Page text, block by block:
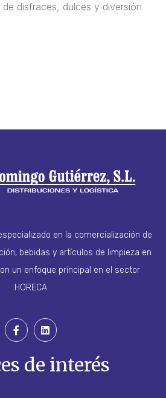
disfraces, dulces y diversión
en la comercialización de
bebidas y artículos de limpieza en
un enfoque principal en el sector
HORECA
de interés